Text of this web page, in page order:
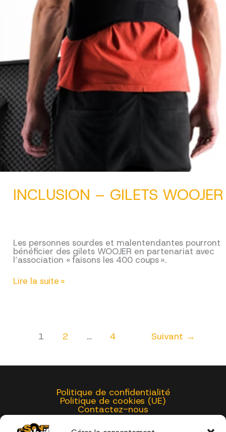
INCLUSION – GILETS WOOJER
Les personnes sourdes et malentendantes pourront
bénéficier des gilets WOOJER en partenariat avec
l’association « faisons les 400 coups ».
INCLUSION
Lire la suite »
1 2 … 4 Suivant →
Politique de confidentialité
Politique de cookies (UE)
Contactez-nous